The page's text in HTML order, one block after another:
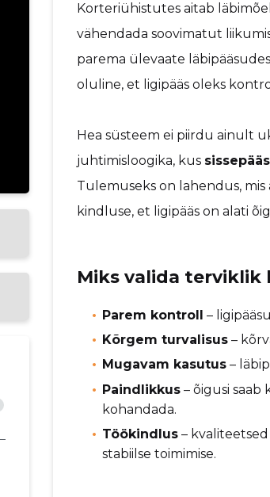
Korteriühistutes aitab
vähendada soovimatut
parema ülevaate
oluline, et ligipääs oleks
Hea süsteem ei piirdu ainult
juhtimisloogika, kus
Tulemuseks on lahendus,
kindluse, et ligipääs on alati
Miks valida terviklik
Parem kontroll –
Kõrgem turvalisus–
Mugavam kasutus–
Paindlikkus– õigusi saab
kohandada.
Töökindlus–
stabiilse toimimise.